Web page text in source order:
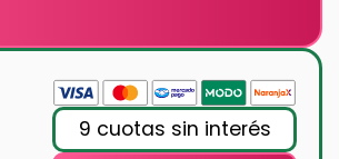
9 cuotas sin interés